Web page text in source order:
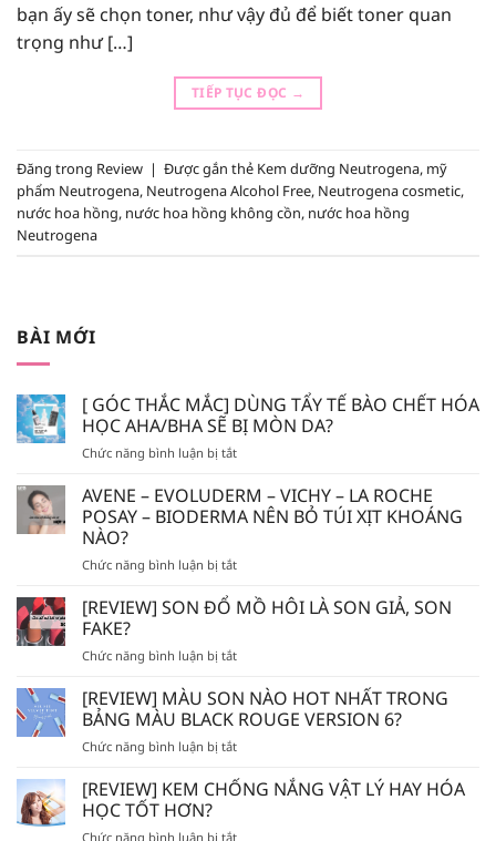
bạn ấy sẽ chọn toner, như vậy đủ để biết toner quan
trọng như […]
TIẾP TỤC ĐỌC →
Đăng trong Review | Được gắn thẻ Kem dưỡng Neutrogena, mỹ
phẩm Neutrogena, Neutrogena Alcohol Free, Neutrogena cosmetic,
nước hoa hồng, nước hoa hồng không cồn, nước hoa hồng
Neutrogena
BÀI MỚI
[ GÓC THẮC MẮC] DÙNG TẨY TẾ BÀO CHẾT HÓA
HỌC AHA/BHA SẼ BỊ MÒN DA?
Chức năng bình luận bị tắtở
GÓC
THẮC
MẮC]
TẨY
BÀO
HỌC
SẼ
BỊ
DA?
AVENE – EVOLUDERM – VICHY – LA ROCHE
POSAY – BIODERMA NÊN BỎ TÚI XỊT KHOÁNG
NÀO?
Chức năng bình luận bị tắtở
–
EVOLUDERM
VICHY
LA
ROCHE
–
NÊN
[REVIEW] SON ĐỔ MỒ HÔI LÀ SON GIẢ, SON
FAKE?
Chức năng bình luận bị tắtở
SON
ĐỔ
MỒ
HÔI
SON
[REVIEW] MÀU SON NÀO HOT NHẤT TRONG
BẢNG MÀU BLACK ROUGE VERSION 6?
Chức năng bình luận bị tắtở
MÀU
[REVIEW] KEM CHỐNG NẮNG VẬT LÝ HAY HÓA
HỌC TỐT HƠN?
Chức năng bình luận bị tắtở